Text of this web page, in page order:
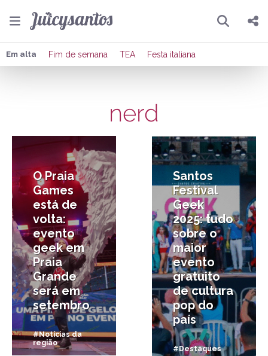
Pesquisar
Compartilhar
Publicar no Facebook
Publicar no X
Em alta Fim de semana TEA Festa italiana
nerd
O Praia
Games
está de
volta:
evento
geek em
Praia
Grande
será em
setembro
#Notícias da
região
Santos
Festival
Geek
2025: tudo
sobre o
maior
evento
gratuito
de cultura
pop do
país
#Destaques